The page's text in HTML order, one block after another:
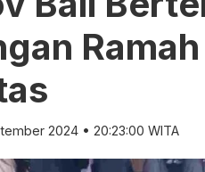
2024 • 20:23:00 WITA